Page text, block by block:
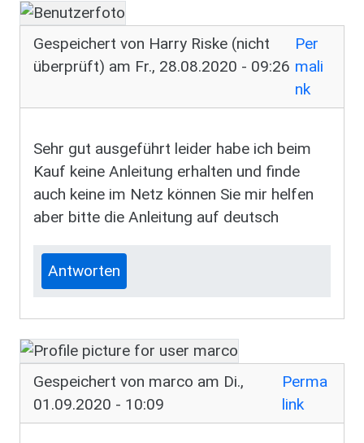
Gespeichert von Harry Riske (nicht
überprüft) am Fr., 28.08.2020 - 09:26
Per
mali
nk
Sehr gut ausgeführt leider habe ich beim
Kauf keine Anleitung erhalten und finde
auch keine im Netz können Sie mir helfen
aber bitte die Anleitung auf deutsch
Antworten
Gespeichert von marco am Di.,
01.09.2020 - 10:09
Perma
link